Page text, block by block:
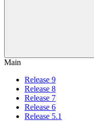
Main
Release 9
Release 8
Release 7
Release 6
Release 5.1